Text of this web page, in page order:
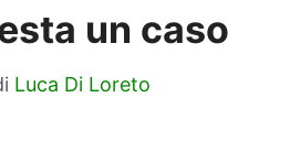
un caso
Luca Di Loreto